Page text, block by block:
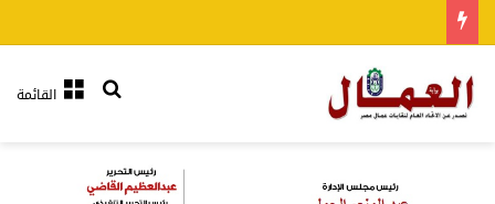
القائمةبحث عن